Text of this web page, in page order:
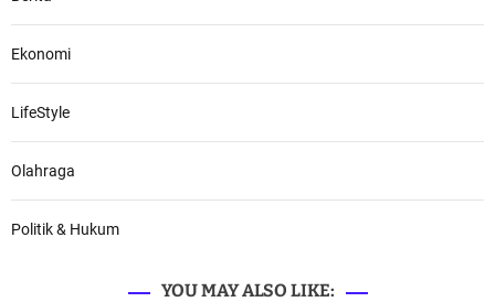
Ekonomi
LifeStyle
Olahraga
Politik & Hukum
YOU MAY ALSO LIKE: